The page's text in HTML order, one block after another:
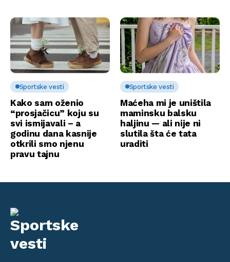
Sportske vesti
Kako sam oženio
“prosjačicu” koju su
svi ismijavali – a
godinu dana kasnije
otkrili smo njenu
pravu tajnu
Sportske vesti
Maćeha mi je uništila
maminsku balsku
haljinu — ali nije ni
slutila šta će tata
uraditi